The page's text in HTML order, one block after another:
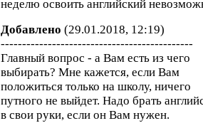
неделю освоить английский
Добавлено (29.01.2018, 12:19)
---------------------------------------------
Главный вопрос - а Вам есть из чего
выбирать? Мне кажется, если Вам
положиться только на школу, ничего
путного не выйдет. Надо брать
в свои руки, если он Вам нужен.